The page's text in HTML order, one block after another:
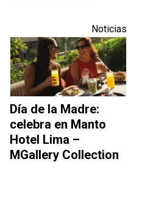
Noticias
Día de la Madre:
celebra en Manto
Hotel Lima –
MGallery Collection